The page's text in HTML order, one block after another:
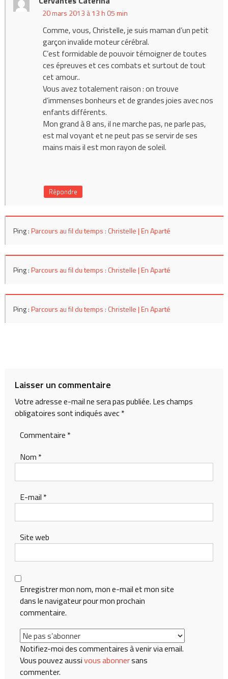
20 mars 2013 à 13 h 05 min
Comme, vous, Christelle, je suis maman d’un petit
garçon invalide moteur cérébral.
C’est formidable de pouvoir témoigner de toutes
ces épreuves et ces combats et surtout de tout
cet amour..
Vous avez totalement raison : on trouve
d’immenses bonheurs et de grandes joies avec nos
enfants différents.
Mon grand à 8 ans, il ne marche pas, ne parle pas,
est mal voyant et ne peut pas se servir de ses
mains mais il est mon rayon de soleil.
Répondre
Ping :Parcours au fil du temps : Christelle | En Aparté
Ping :Parcours au fil du temps : Christelle | En Aparté
Ping :Parcours au fil du temps : Christelle | En Aparté
Laisser un commentaire
Votre adresse e-mail ne sera pas publiée. Les champs
obligatoires sont indiqués avec*
Commentaire *
Nom *
E-mail *
Site web
Enregistrer mon nom, mon e-mail et mon site
dans le navigateur pour mon prochain
commentaire.
Notifiez-moi des commentaires à venir via email.
Vous pouvez aussivous abonnersans
commenter.